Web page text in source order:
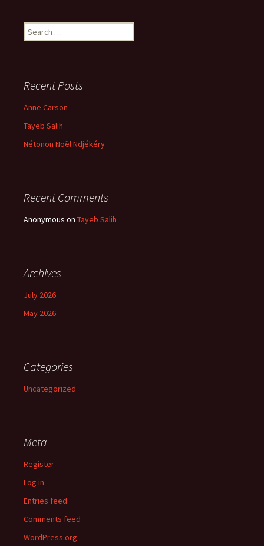
Search
for:
Recent Posts
Anne Carson
Tayeb Salih
Nétonon Noël Ndjékéry
Recent Comments
Anonymous on Tayeb Salih
Archives
July 2026
May 2026
Categories
Uncategorized
Meta
Register
Log in
Entries feed
Comments feed
WordPress.org